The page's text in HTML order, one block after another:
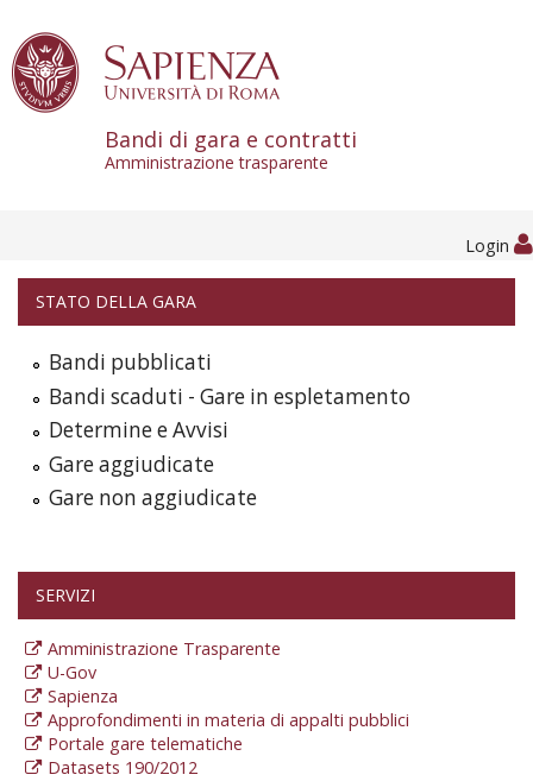
Bandi di gara e contratti
Amministrazione trasparente
Login
STATO DELLA GARA
Bandi pubblicati
Bandi scaduti - Gare in espletamento
Determine e Avvisi
Gare aggiudicate
Gare non aggiudicate
SERVIZI
Amministrazione Trasparente
U-Gov
Sapienza
Approfondimenti in materia di appalti pubblici
Portale gare telematiche
Datasets 190/2012